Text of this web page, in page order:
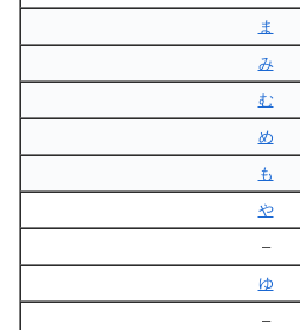
ま
み
む
め
も
や
–
ゆ
–